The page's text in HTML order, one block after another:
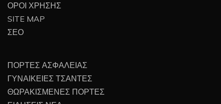
ΟΡΟΙ ΧΡΗΣΗΣ
SITE MAP
ΣΕΟ
ΠΟΡΤΕΣ ΑΣΦΑΛΕΙΑΣ
ΓΥΝΑΙΚΕΙΕΣ ΤΣΑΝΤΕΣ
ΘΩΡΑΚΙΣΜΕΝΕΣ ΠΟΡΤΕΣ